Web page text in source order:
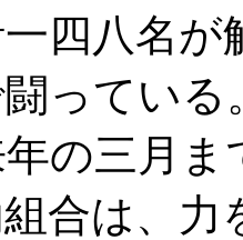
四八名が
ってい
の三月
合は、力